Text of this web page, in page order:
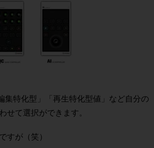
集特化型」「再生特化型値」など自分の
せて選択ができます。
すが（笑）